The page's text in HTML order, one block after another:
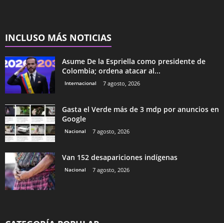
INCLUSO MÁS NOTICIAS
Asume De la Espriella como presidente de
Colombia; ordena atacar al...
Internacional 7 agosto, 2026
Gasta el Verde más de 3 mdp por anuncios en
Google
Nacional 7 agosto, 2026
Van 152 desapariciones indígenas
Nacional 7 agosto, 2026